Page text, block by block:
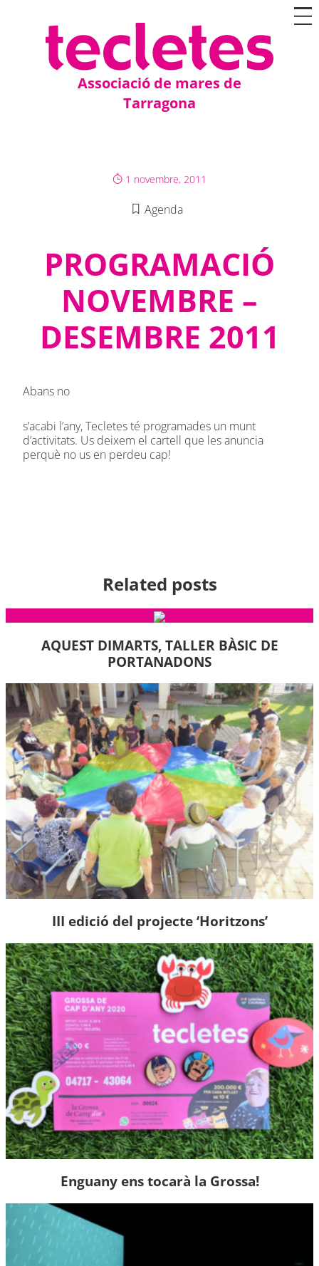
Associació de mares de
Tarragona
1 novembre, 2011
Agenda
PROGRAMACIÓ
NOVEMBRE –
DESEMBRE 2011
Abans no
s’acabi l’any, Tecletes té programades un munt
d’activitats. Us deixem el cartell que les anuncia
perquè no us en perdeu cap!
Related posts
AQUEST DIMARTS, TALLER BÀSIC DE
PORTANADONS
III edició del projecte ‘Horitzons’
Enguany ens tocarà la Grossa!